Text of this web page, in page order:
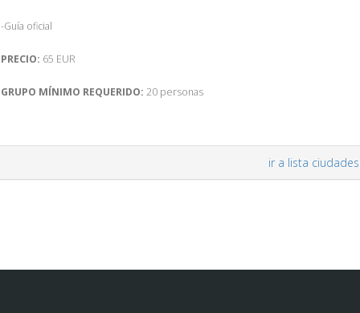
-Guía oficial
PRECIO: 65 EUR
GRUPO MÍNIMO REQUERIDO: 20 personas
ir a lista ciudades